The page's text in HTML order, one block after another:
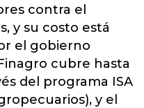
contra el
y su costo está
el gobierno
cubre hasta
del programa ISA
y el